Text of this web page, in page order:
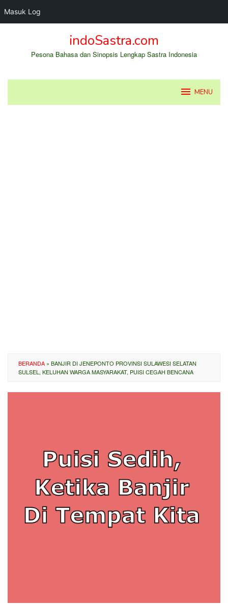
Masuk Log
indoSastra.com
Pesona Bahasa dan Sinopsis Lengkap Sastra Indonesia
MENU
BERANDA » BANJIR DI JENEPONTO PROVINSI SULAWESI SELATAN
SULSEL, KELUHAN WARGA MASYARAKAT, PUISI CEGAH BENCANA